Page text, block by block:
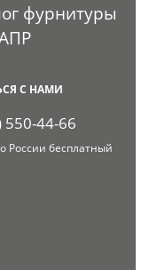
фурнитуры
С НАМИ
550-44-66
России бесплатный